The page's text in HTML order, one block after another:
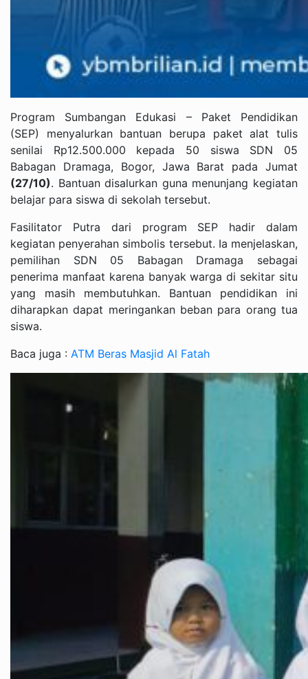
Program Sumbangan Edukasi – Paket Pendidikan
(SEP) menyalurkan bantuan berupa paket alat tulis
senilai Rp12.500.000 kepada 50 siswa SDN 05
Babagan Dramaga, Bogor, Jawa Barat pada Jumat
(27/10). Bantuan disalurkan guna menunjang kegiatan
belajar para siswa di sekolah tersebut.
Fasilitator Putra dari program SEP hadir dalam
kegiatan penyerahan simbolis tersebut. Ia menjelaskan,
pemilihan SDN 05 Babagan Dramaga sebagai
penerima manfaat karena banyak warga di sekitar situ
yang masih membutuhkan. Bantuan pendidikan ini
diharapkan dapat meringankan beban para orang tua
siswa.
Baca juga : ATM Beras Masjid Al Fatah